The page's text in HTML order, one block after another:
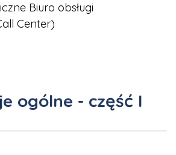
Biuro obsługi
Center)
ogólne - część I